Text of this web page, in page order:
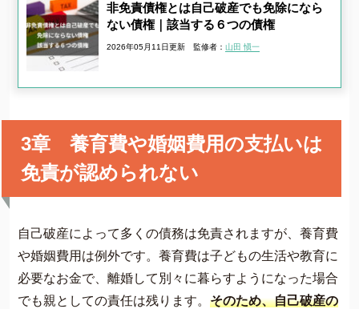
非免責債権とは自己破産でも免除になら
ない債権｜該当する６つの債権
2026年05月11日更新 監修者： 山田 愼一
3章 養育費や婚姻費用の支払いは
免責が認められない
自己破産によって多くの債務は免責されますが、養育費
や婚姻費用は例外です。養育費は子どもの生活や教育に
必要なお金で、離婚して別々に暮らすようになった場合
でも親としての責任は残ります。 そのため、自己破産の